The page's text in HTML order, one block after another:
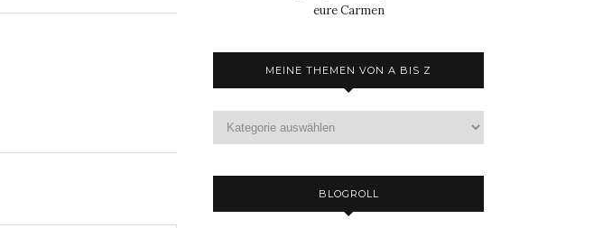
eure Carmen
MEINE THEMEN VON A BIS Z
Themen
BLOGROLL